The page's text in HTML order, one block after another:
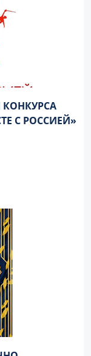
КОНКУРСА
С РОССИЕЙ»